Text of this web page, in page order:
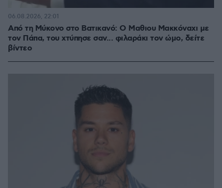
Από τη Μύκονο στο Βατικανό: Ο Μαθιου Μακκόναχι με
τον Πάπα, του χτύπησε σαν... φιλαράκι τον ώμο, δείτε
βίντεο
06.08.2026, 22:01